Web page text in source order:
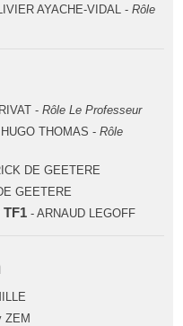
AYACHE-VIDAL - Rôle
- Rôle Le Professeur
THOMAS - Rôle
DE GEETERE
GEETERE
TF1- ARNAUD LEGOFF
ZEM